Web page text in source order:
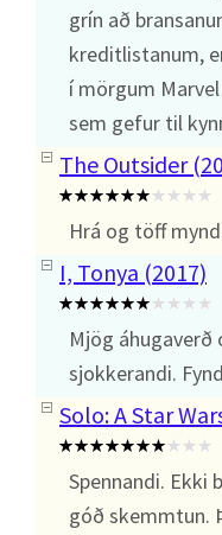
grín að
kreditlistanum,
í mörgum
sem gefur til
The Outsider
Hrá og töff
I, Tonya (2017)
Mjög áhugaverð
sjokkerandi.
Solo: A Star
Spennandi. Ekki
góð skemmtun.